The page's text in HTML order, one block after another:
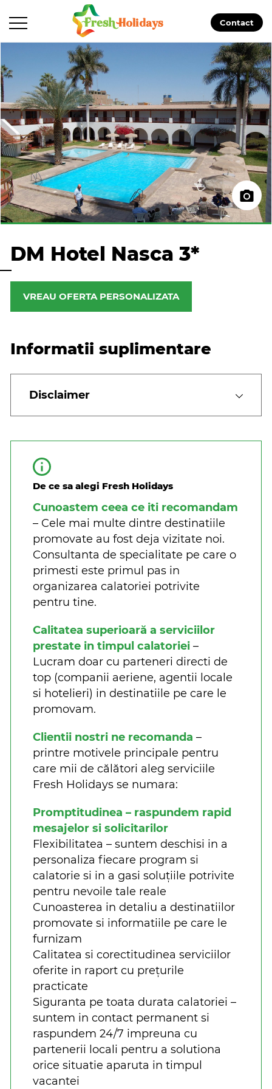
Contact
DM Hotel Nasca 3*
VREAU OFERTA PERSONALIZATA
Informatii suplimentare
Disclaimer
De ce sa alegi Fresh Holidays
Cunoastem ceea ce iti recomandam
– Cele mai multe dintre destinatiile
promovate au fost deja vizitate noi.
Consultanta de specialitate pe care o
primesti este primul pas in
organizarea calatoriei potrivite
pentru tine.
Calitatea superioară a serviciilor
prestate in timpul calatoriei –
Lucram doar cu parteneri directi de
top (companii aeriene, agentii locale
si hotelieri) in destinatiile pe care le
promovam.
Clientii nostri ne recomanda –
printre motivele principale pentru
care mii de călători aleg serviciile
Fresh Holidays se numara:
Promptitudinea – raspundem rapid
mesajelor si solicitarilor
Flexibilitatea – suntem deschisi in a
personaliza fiecare program si
calatorie si in a gasi soluțiile potrivite
pentru nevoile tale reale
Cunoasterea in detaliu a destinatiilor
promovate si informatiile pe care le
furnizam
Calitatea si corectitudinea serviciilor
oferite in raport cu prețurile
practicate
Siguranta pe toata durata calatoriei –
suntem in contact permanent si
raspundem 24/7 impreuna cu
partenerii locali pentru a solutiona
orice situatie aparuta in timpul
vacantei